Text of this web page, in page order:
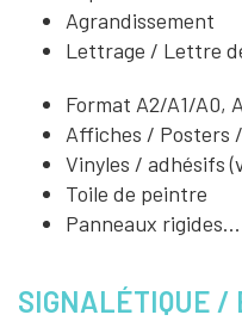
Agrandissement
Lettrage / Lettre
Format A2/A1/A0,
Affiches / Posters
Vinyles / adhésifs
Toile de peintre
Panneaux rigides...
SIGNALÉTIQUE /